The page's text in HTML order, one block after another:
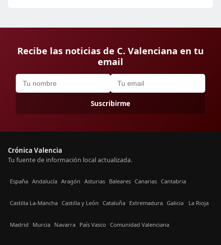
Recibe las noticias de C. Valenciana en tu
email
Suscribirme
Crónica Valencia
Tu fuente de información local actualizada.
España Andalucía Aragón Asturias Baleares Canarias Cantabria
Castilla La-Mancha Castilla y León Cataluña Extremadura Galicia La Rioja
Madrid Murcia Navarra País Vasco Comunidad Valenciana